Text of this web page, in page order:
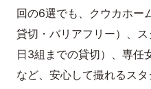
回の6選でも、クウカホー
貸切・バリアフリー）、
日3組までの貸切）、専任
など、安心して撮れるス